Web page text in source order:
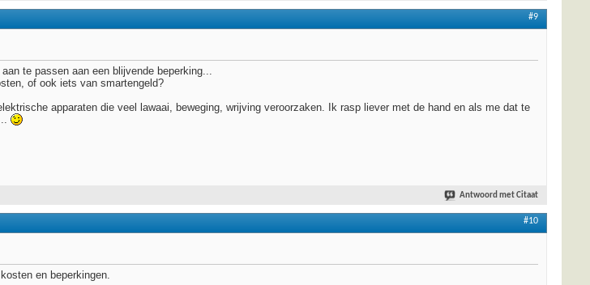
#9
te passen aan een blijvende beperking...
of ook iets van smartengeld?
apparaten die veel lawaai, beweging, wrijving veroorzaken. Ik rasp liever met de hand en als me dat te
Antwoord met Citaat
#10
en beperkingen.